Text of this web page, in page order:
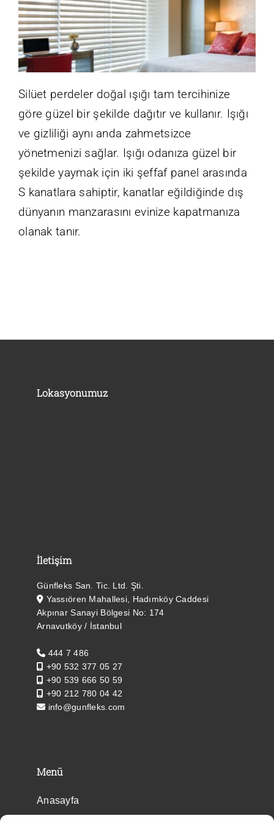
Online Ödeme
İletişim
Silüet perdeler doğal ışığı tam tercihinize
göre güzel bir şekilde dağıtır ve kullanır. Işığı
ve gizliliği aynı anda zahmetsizce
yönetmenizi sağlar. Işığı odanıza güzel bir
şekilde yaymak için iki şeffaf panel arasında
S kanatlara sahiptir, kanatlar eğildiğinde dış
dünyanın manzarasını evinize kapatmanıza
olanak tanır.
Lokasyonumuz
İletişim
Günfleks San. Tic. Ltd. Şti.
Yassıören Mahallesi, Hadımköy Caddesi
Akpınar Sanayi Bölgesi No: 174
Arnavutköy / İstanbul
444 7 486
+90 532 377 05 27
+90 539 666 50 59
+90 212 780 04 42
info@gunfleks.com
Menü
Anasayfa